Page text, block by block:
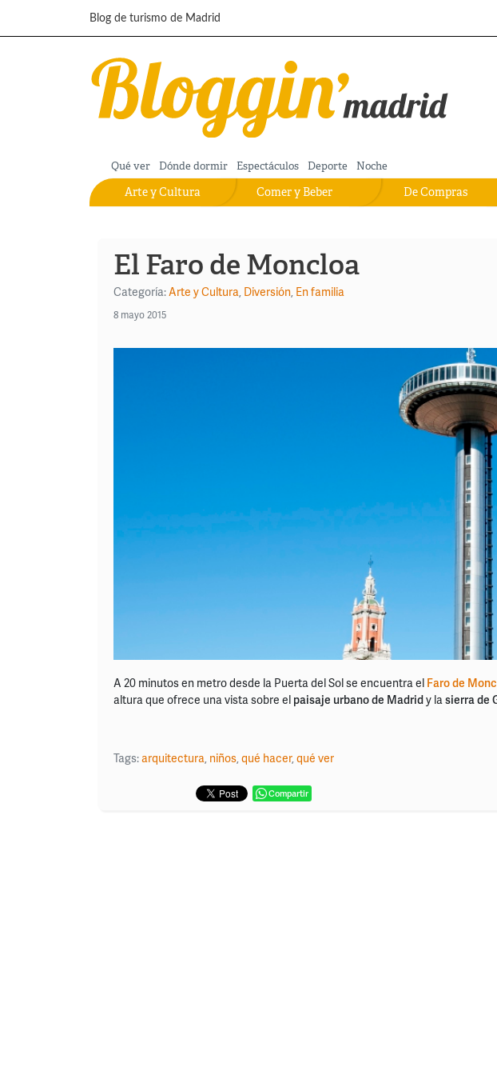
Pasar al contenido principal
Blog de turismo de Madrid
Qué ver Dónde dormir Espectáculos Deporte Noche
De Compras
Comer y Beber
Arte y Cultura
El Faro de Moncloa
Categoría:Arte y Cultura, Diversión, En familia
8 mayo 2015
A 20 minutos en metro desde la Puerta del Sol se encuentra el Faro de
altura que ofrece una vista sobre el paisaje urbano de Madridy lasierra de
Tags:arquitectura niños qué hacer, qué ver
Compartir